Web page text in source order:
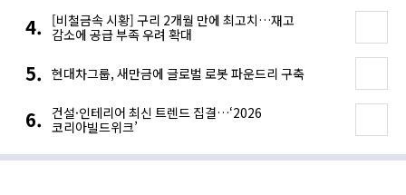
[비철금속 시황] 구리 2개월 만에 최고치…재고
감소에 공급 부족 우려 확대
현대차그룹, 새만금에 글로벌 로봇 파운드리 구축
건설·인테리어 최신 트렌드 집결…‘2026
코리아빌드위크’